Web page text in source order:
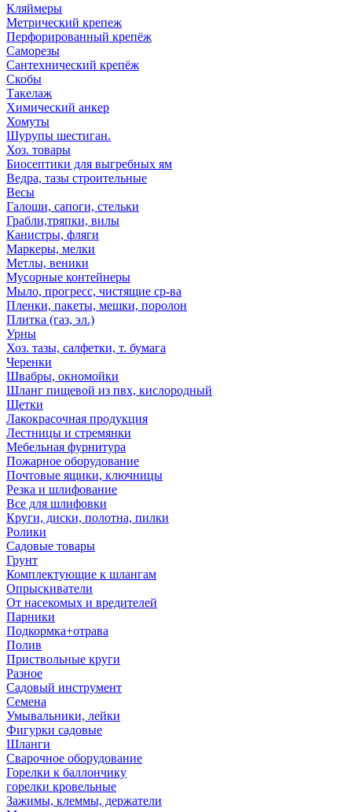
Кляймеры
Метрический крепеж
Перфорированный крепёж
Саморезы
Сантехнический крепёж
Скобы
Такелаж
Химический анкер
Хомуты
Шурупы шестиган.
Хоз. товары
Биосептики для выгребных ям
Ведра, тазы строительные
Весы
Галоши, сапоги, стельки
Грабли,тряпки, вилы
Канистры, фляги
Маркеры, мелки
Метлы, веники
Мусорные контейнеры
Мыло, прогресс, чистящие ср-ва
Пленки, пакеты, мешки, поролон
Плитка (газ, эл.)
Урны
Хоз. тазы, салфетки, т. бумага
Черенки
Швабры, окномойки
Шланг пищевой из пвх, кислородный
Щетки
Лакокрасочная продукция
Лестницы и стремянки
Мебельная фурнитура
Пожарное оборудование
Почтовые ящики, ключницы
Резка и шлифование
Все для шлифовки
Круги, диски, полотна, пилки
Ролики
Садовые товары
Грунт
Комплектующие к шлангам
Опрыскиватели
От насекомых и вредителей
Парники
Подкормка+отрава
Полив
Приствольные круги
Разное
Садовый инструмент
Семена
Умывальники, лейки
Фигурки садовые
Шланги
Сварочное оборудование
Горелки к баллончику
горелки кровельные
Зажимы, клеммы, держатели